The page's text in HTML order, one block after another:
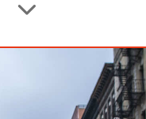
ネット動画